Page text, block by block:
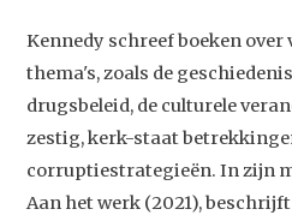
Kennedy schreef boeken
thema's, zoals de
drugsbeleid, de culturele
zestig, kerk-staat
corruptiestrategieën. In zijn
Aan het werk (2021),